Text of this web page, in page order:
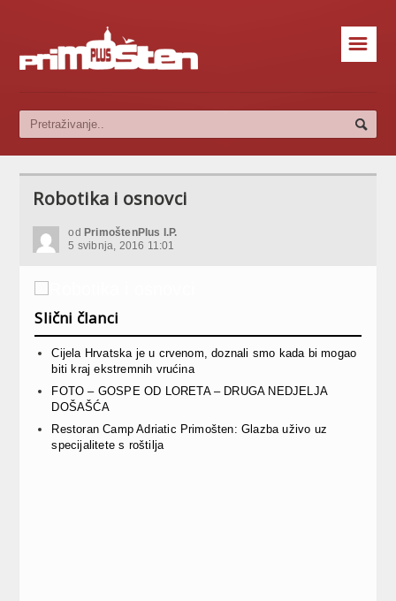
☰
Robotika i osnovci
od PrimoštenPlus I.P.
5 svibnja, 2016 11:01
Slični članci
Cijela Hrvatska je u crvenom, doznali smo kada bi mogao
biti kraj ekstremnih vrućina
FOTO – GOSPE OD LORETA – DRUGA NEDJELJA
DOŠAŠĆA
Restoran Camp Adriatic Primošten: Glazba uživo uz
specijalitete s roštilja